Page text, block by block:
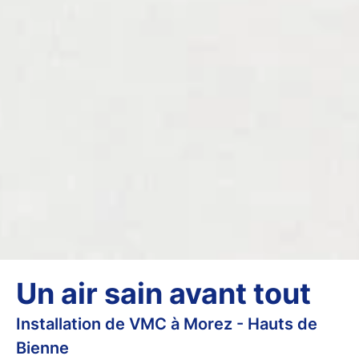
Installation de VMC à Morez - Hauts de
Bienne
Un air sain avant tout